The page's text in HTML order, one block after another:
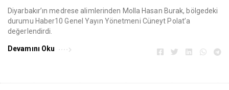
Diyarbakır’ın medrese alimlerinden Molla Hasan Burak, bölgedeki
durumu Haber10 Genel Yayın Yönetmeni Cüneyt Polat’a
değerlendirdi.
Devamını Oku